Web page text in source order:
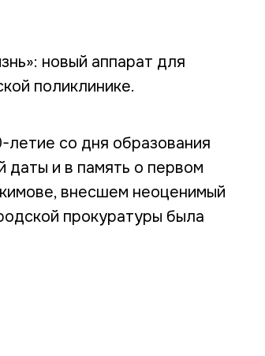
новый аппарат для
поликлинике.
со дня образования
даты и в память о первом
внесшем неоценимый
прокуратуры была